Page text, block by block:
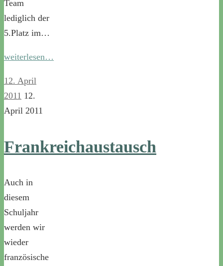
Team
lediglich der
5.Platz im…
weiterlesen…
12. April
2011 12.
April 2011
Frankreichaustausch
Auch in
diesem
Schuljahr
werden wir
wieder
französische